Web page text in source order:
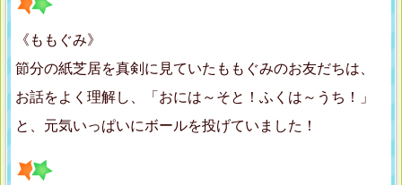
《ももぐみ》
節分の紙芝居を真剣に見ていたももぐみのお友だちは、
お話をよく理解し、「おには～そと！ふくは～うち！」
と、元気いっぱいにボールを投げていました！